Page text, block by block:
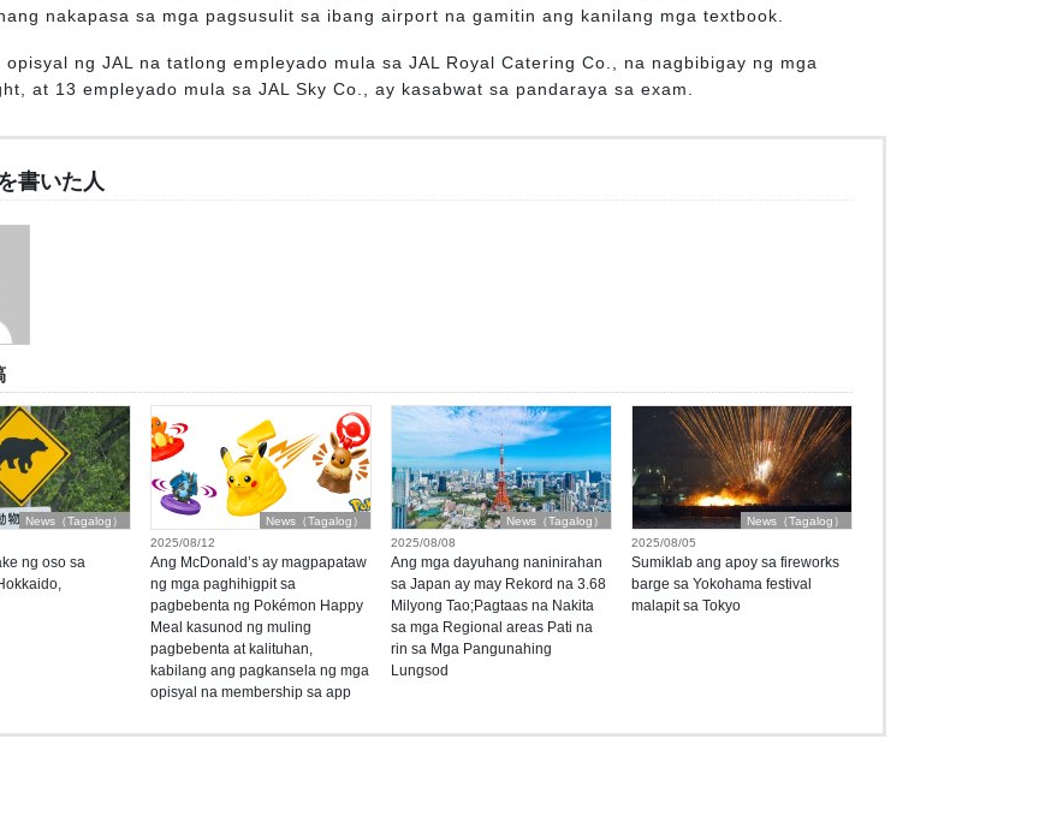
nakapasa sa mga pagsusulit sa ibang airport na gamitin ang kanilang mga textbook.
opisyal ng JAL na tatlong empleyado mula sa JAL Royal Catering Co., na nagbibigay ng mga
at 13 empleyado mula sa JAL Sky Co., ay kasabwat sa pandaraya sa exam.
書いた人
News（Tagalog）
ng oso sa
News（Tagalog）
2025/08/12
Ang McDonald’s ay magpapataw
ng mga paghihigpit sa
pagbebenta ng Pokémon Happy
Meal kasunod ng muling
pagbebenta at kalituhan,
kabilang ang pagkansela ng mga
opisyal na membership sa app
News（Tagalog）
2025/08/08
Ang mga dayuhang naninirahan
sa Japan ay may Rekord na 3.68
Milyong Tao;Pagtaas na Nakita
sa mga Regional areas Pati na
rin sa Mga Pangunahing
Lungsod
News（Tagalog）
2025/08/05
Sumiklab ang apoy sa fireworks
barge sa Yokohama festival
malapit sa Tokyo